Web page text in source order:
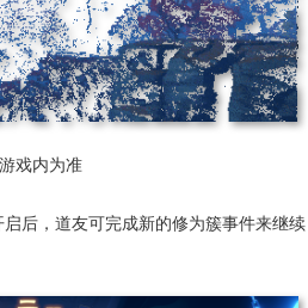
戏内为准
后，道友可完成新的修为簇事件来继续